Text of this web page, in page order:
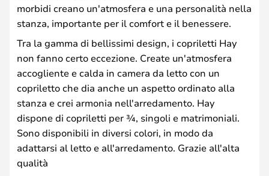
morbidi creano un'atmosfera e una personalità nella
stanza, importante per il comfort e il benessere.
Tra la gamma di bellissimi design, i copriletti Hay
non fanno certo eccezione. Create un'atmosfera
accogliente e calda in camera da letto con un
copriletto che dia anche un aspetto ordinato alla
stanza e crei armonia nell'arredamento. Hay
dispone di copriletti per ¾, singoli e matrimoniali.
Sono disponibili in diversi colori, in modo da
adattarsi al letto e all'arredamento. Grazie all'alta
qualità